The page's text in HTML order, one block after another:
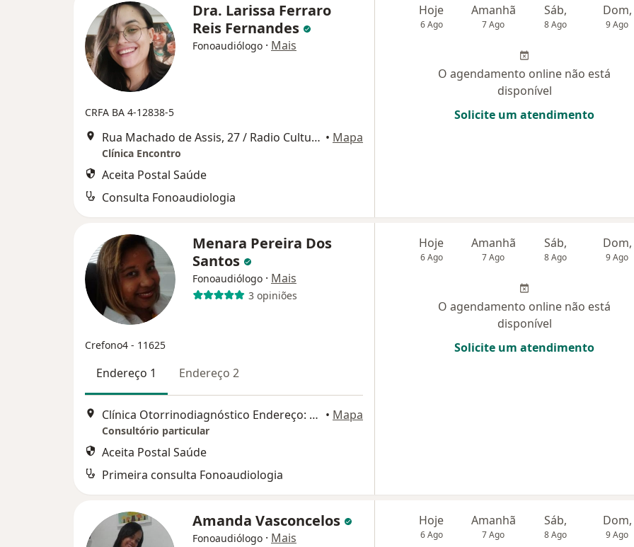
Dra. Larissa Ferraro
Reis Fernandes
Fonoaudiólogo · Mais
CRFA BA 4-12838-5
Rua Machado de Assis, 27 / Radio Cultura, Salvador • Mapa
Clínica Encontro
Aceita Postal Saúde
Consulta Fonoaudiologia
Hoje
6 Ago
Amanhã
7 Ago
Sáb,
8 Ago
Dom,
9 Ago
O agendamento online não está
disponível
Solicite um atendimento
Menara Pereira Dos
Santos
Fonoaudiólogo · Mais
3 opiniões
Crefono4 - 11625
Endereço 1 Endereço 2
Clínica Otorrinodiagnóstico Endereço: Avenida Professor Magalhães Neto, 1541 Centro Médico Hospital da Bahia Pituba - , Salvador • Mapa
Consultório particular
Aceita Postal Saúde
Primeira consulta Fonoaudiologia
Hoje
6 Ago
Amanhã
7 Ago
Sáb,
8 Ago
Dom,
9 Ago
O agendamento online não está
disponível
Solicite um atendimento
Amanda Vasconcelos
Fonoaudiólogo · Mais
Hoje
6 Ago
Amanhã
7 Ago
Sáb,
8 Ago
Dom,
9 Ago